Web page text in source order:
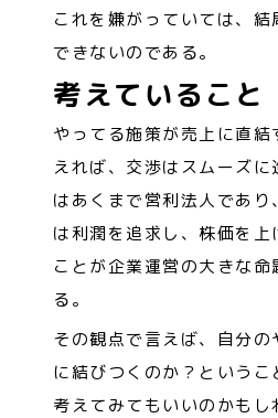
これを嫌がっていては、
できないのである。
考えていること
やってる施策が売上に直結
えれば、交渉はスムーズ
はあくまで営利法人であり
は利潤を追求し、株価を上
ことが企業運営の大きな命
る。
その観点で言えば、自分
に結びつくのか？というこ
考えてみてもいいのかもし